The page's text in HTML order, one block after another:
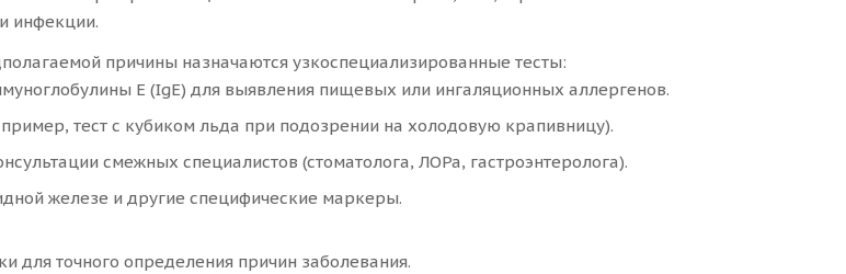
инфекции.
причины назначаются узкоспециализированные тесты:
E (IgE) для выявления пищевых или ингаляционных аллергенов.
тест с кубиком льда при подозрении на холодовую крапивницу).
смежных специалистов (стоматолога, ЛОРа, гастроэнтеролога).
железе и другие специфические маркеры.
для точного определения причин заболевания.